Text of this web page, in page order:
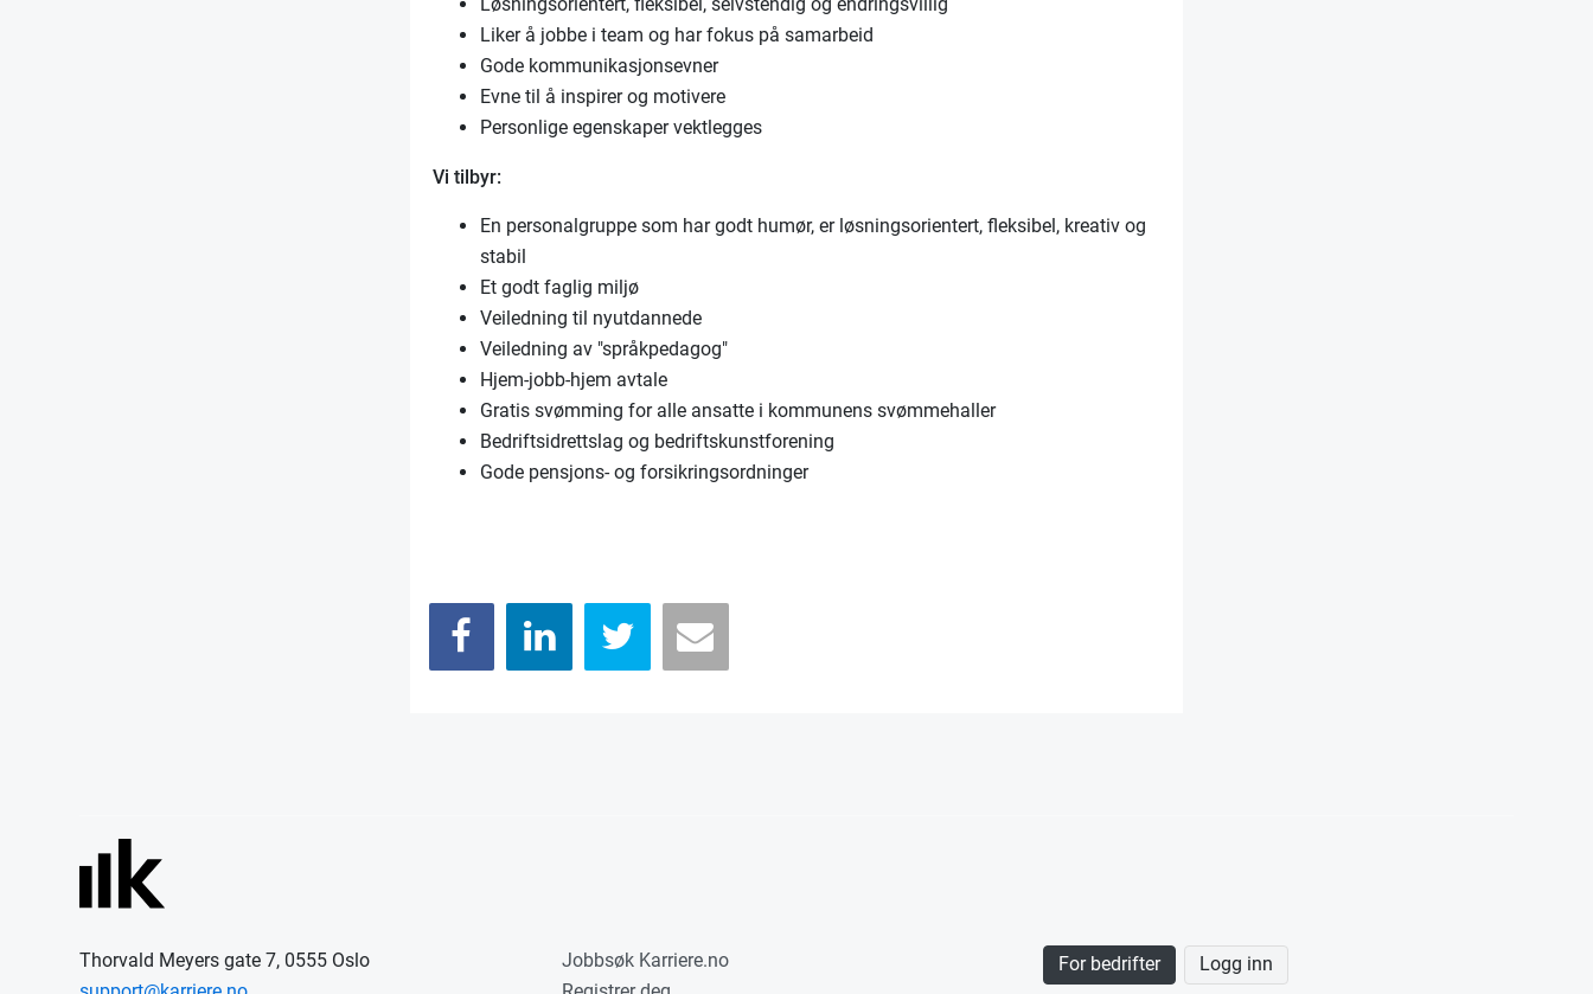
Liker å jobbe i team og har fokus på samarbeid
Gode kommunikasjonsevner
Evne til å inspirer og motivere
Personlige egenskaper vektlegges
Vi tilbyr:
En personalgruppe som har godt humør, er løsningsorientert, fleksibel, kreativ og
stabil
Et godt faglig miljø
Veiledning til nyutdannede
Veiledning av "språkpedagog"
Hjem-jobb-hjem avtale
Gratis svømming for alle ansatte i kommunens svømmehaller
Bedriftsidrettslag og bedriftskunstforening
Gode pensjons- og forsikringsordninger
Thorvald Meyers gate 7, 0555 Oslo
Jobbsøk Karriere.no
For bedrifter Logg inn